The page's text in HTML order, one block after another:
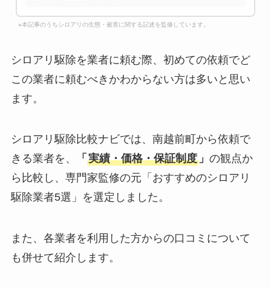
※本記事のうちシロアリの生態・被害に関する記述を監修しています。
シロアリ駆除を業者に頼む際、初めての依頼でど
この業者に頼むべきかわからない方は多いと思い
ます。
シロアリ駆除比較ナビでは、南越前町から依頼で
きる業者を、
「 実績・価格・保証制度」 の観点か
ら比較し、専門家監修の元「おすすめのシロアリ
駆除業者5選」を選定しました。
また、各業者を利用した方からの口コミについて
も併せて紹介します。